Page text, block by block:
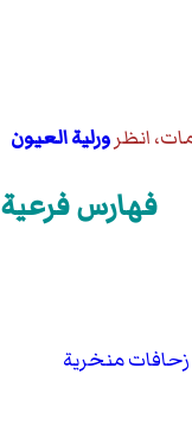
انظرورلية العيون
فهارس فرعية
زحافات منخرية